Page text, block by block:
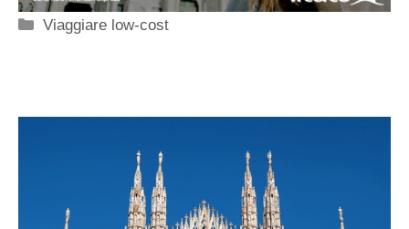
Categorie
Viaggiare low-cost